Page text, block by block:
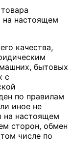
на настоящем
качества,
бытовых
с
по правилам
иное не
на настоящем
сторон, обмен
числе по